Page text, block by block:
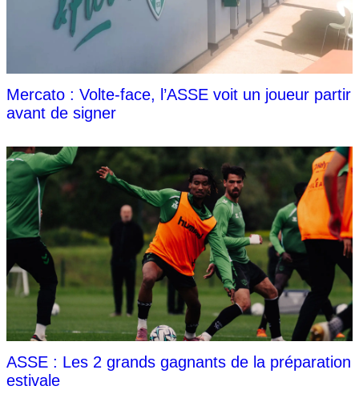
Mercato : Volte-face, l’ASSE voit un joueur partir
avant de signer
ASSE : Les 2 grands gagnants de la préparation
estivale